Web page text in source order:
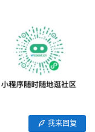
我来回复